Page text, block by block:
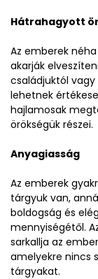
Hátrahagyott
Az emberek
akarják
családjuktól vagy
lehetnek
hajlamosak
örökségük részei.
Anyagiasság
Az emberek
tárgyuk van,
boldogság és
mennyiségétől.
sarkallja az
amelyekre nincs
tárgyakat.